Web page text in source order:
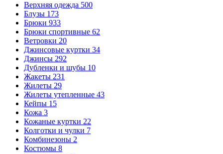
Верхняя одежда 500
Блузы 173
Брюки 933
Брюки спортивные 62
Ветровки 20
Джинсовые куртки 34
Джинсы 292
Дубленки и шубы 10
Жакеты 231
Жилеты 29
Жилеты утепленные 43
Кейпы 15
Кожа 3
Кожаные куртки 22
Колготки и чулки 7
Комбинезоны 2
Костюмы 8